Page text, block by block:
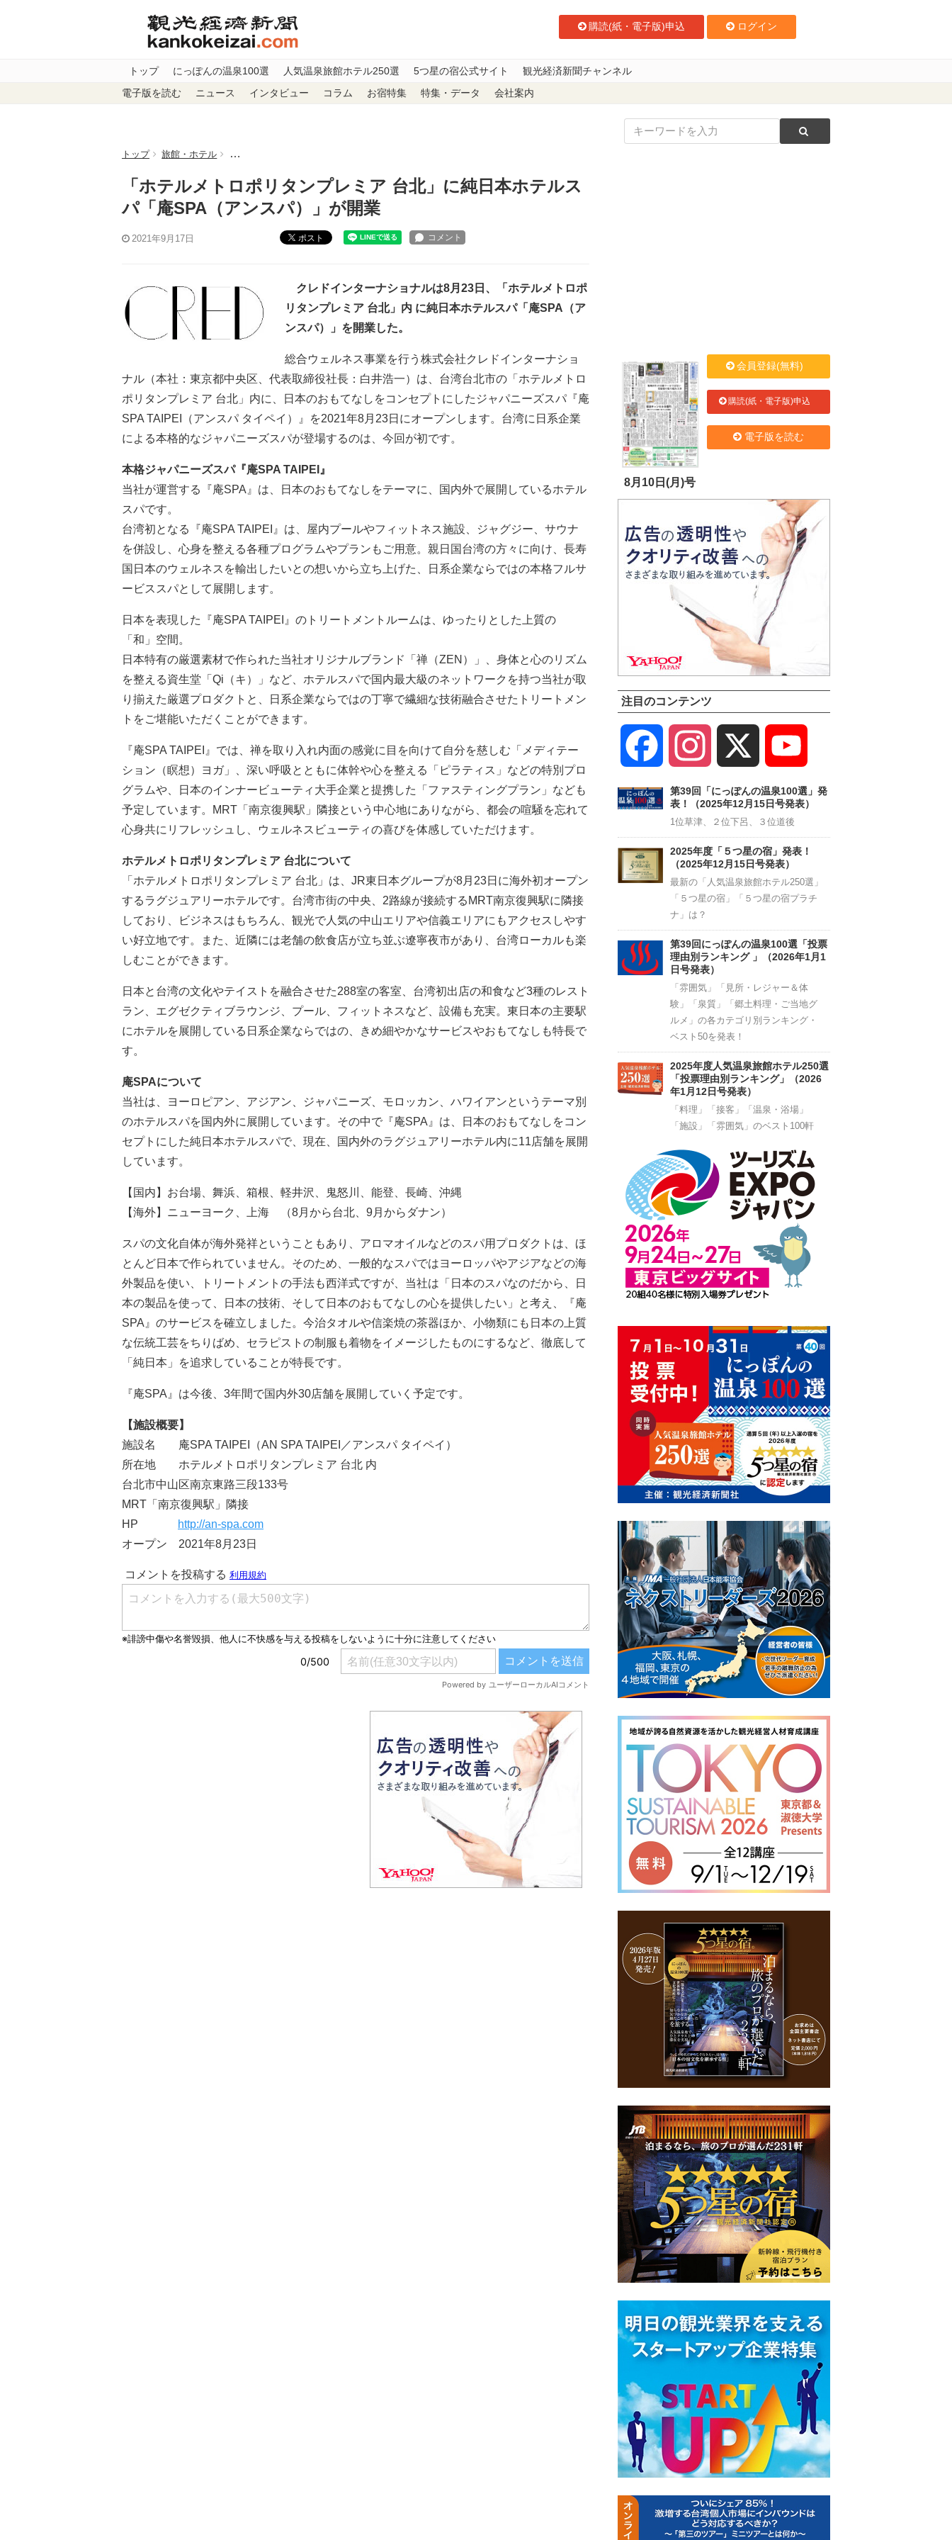
購読(紙・電子版)申込 ログイン
トップ にっぽんの温泉100選 人気温泉旅館ホテル250選 5つ星の宿公式サイト 観光経済新聞チャンネル
電子版を読む ニュース インタビュー コラム お宿特集 特集・データ 会社案内
トップ 旅館・ホテル 「ホテルメトロポリタンプレミア 台北」に純日本ホテルスパ「庵SPA（アンスパ）」が開業
「ホテルメトロポリタンプレミア 台北」に純日本ホテルス
パ「庵SPA（アンスパ）」が開業
2021年9月17日 ポスト
クレドインターナショナルは8月23日、「ホテルメトロポ
リタンプレミア 台北」内 に純日本ホテルスパ「庵SPA（ア
ンスパ）」を開業した。
総合ウェルネス事業を行う株式会社クレドインターナショ
ナル（本社：東京都中央区、代表取締役社長：白井浩一）は、台湾台北市の「ホテルメトロ
ポリタンプレミア 台北」内に、日本のおもてなしをコンセプトにしたジャパニーズスパ『庵
SPA TAIPEI（アンスパ タイペイ）』を2021年8月23日にオープンします。台湾に日系企業
による本格的なジャパニーズスパが登場するのは、今回が初です。
本格ジャパニーズスパ『庵SPA TAIPEI』
当社が運営する『庵SPA』は、日本のおもてなしをテーマに、国内外で展開しているホテル
スパです。
台湾初となる『庵SPA TAIPEI』は、屋内プールやフィットネス施設、ジャグジー、サウナ
を併設し、心身を整える各種プログラムやプランもご用意。親日国台湾の方々に向け、長寿
国日本のウェルネスを輸出したいとの想いから立ち上げた、日系企業ならではの本格フルサ
ービススパとして展開します。
日本を表現した『庵SPA TAIPEI』のトリートメントルームは、ゆったりとした上質の
「和」空間。
日本特有の厳選素材で作られた当社オリジナルブランド「禅（ZEN）」、身体と心のリズム
を整える資生堂「Qi（キ）」など、ホテルスパで国内最大級のネットワークを持つ当社が取
り揃えた厳選プロダクトと、日系企業ならではの丁寧で繊細な技術融合させたトリートメン
トをご堪能いただくことができます。
『庵SPA TAIPEI』では、禅を取り入れ内面の感覚に目を向けて自分を慈しむ「メディテー
ション（瞑想）ヨガ」、深い呼吸とともに体幹や心を整える「ピラティス」などの特別プロ
グラムや、日本のインナービューティ大手企業と提携した「ファスティングプラン」なども
予定しています。MRT「南京復興駅」隣接という中心地にありながら、都会の喧騒を忘れて
心身共にリフレッシュし、ウェルネスビューティの喜びを体感していただけます。
ホテルメトロポリタンプレミア 台北について
「ホテルメトロポリタンプレミア 台北」は、JR東日本グループが8月23日に海外初オープン
するラグジュアリーホテルです。台湾市街の中央、2路線が接続するMRT南京復興駅に隣接
しており、ビジネスはもちろん、観光で人気の中山エリアや信義エリアにもアクセスしやす
い好立地です。また、近隣には老舗の飲食店が立ち並ぶ遼寧夜市があり、台湾ローカルも楽
しむことができます。
日本と台湾の文化やテイストを融合させた288室の客室、台湾初出店の和食など3種のレスト
ラン、エグゼクティブラウンジ、プール、フィットネスなど、設備も充実。東日本の主要駅
にホテルを展開している日系企業ならではの、きめ細やかなサービスやおもてなしも特長で
す。
庵SPAについて
当社は、ヨーロピアン、アジアン、ジャパニーズ、モロッカン、ハワイアンというテーマ別
のホテルスパを国内外に展開しています。その中で『庵SPA』は、日本のおもてなしをコン
セプトにした純日本ホテルスパで、現在、国内外のラグジュアリーホテル内に11店舗を展開
しています。
【国内】お台場、舞浜、箱根、軽井沢、鬼怒川、能登、長崎、沖縄
【海外】ニューヨーク、上海 （8月から台北、9月からダナン）
スパの文化自体が海外発祥ということもあり、アロマオイルなどのスパ用プロダクトは、ほ
とんど日本で作られていません。そのため、一般的なスパではヨーロッパやアジアなどの海
外製品を使い、トリートメントの手法も西洋式ですが、当社は「日本のスパなのだから、日
本の製品を使って、日本の技術、そして日本のおもてなしの心を提供したい」と考え、『庵
SPA』のサービスを確立しました。今治タオルや信楽焼の茶器ほか、小物類にも日本の上質
な伝統工芸をちりばめ、セラピストの制服も着物をイメージしたものにするなど、徹底して
「純日本」を追求していることが特長です。
『庵SPA』は今後、3年間で国内外30店舗を展開していく予定です。
【施設概要】
施設名 庵SPA TAIPEI（AN SPA TAIPEI／アンスパ タイペイ）
所在地 ホテルメトロポリタンプレミア 台北 内
台北市中山区南京東路三段133号
MRT「南京復興駅」隣接
HP
http://an-spa.com
オープン 2021年8月23日
8月10日(月)号
会員登録(無料)
購読(紙・電子版)申込
電子版を読む
注目のコンテンツ
Facebook Instagram
Channel
第39回「にっぽんの温泉100選」発
表！（2025年12月15日号発表）
1位草津、２位下呂、３位道後
2025年度「５つ星の宿」発表！
（2025年12月15日号発表）
最新の「人気温泉旅館ホテル250選」
「５つ星の宿」「５つ星の宿プラチ
ナ」は？
第39回にっぽんの温泉100選「投票
理由別ランキング 」（2026年1月1
日号発表）
「雰囲気」「見所・レジャー＆体
験」「泉質」「郷土料理・ご当地グ
ルメ」の各カテゴリ別ランキング・
ベスト50を発表！
2025年度人気温泉旅館ホテル250選
「投票理由別ランキング」（2026
年1月12日号発表）
「料理」「接客」「温泉・浴場」
「施設」「雰囲気」のベスト100軒